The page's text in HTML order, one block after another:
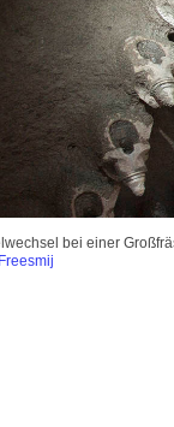
bei einer
Freesmij